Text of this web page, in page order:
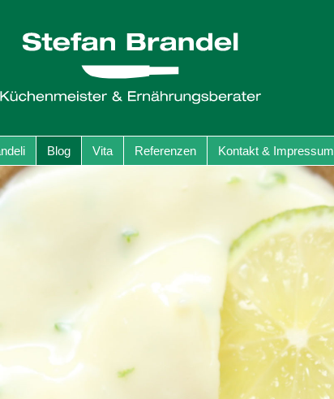
Blog Vita Referenzen Kontakt & Impressum